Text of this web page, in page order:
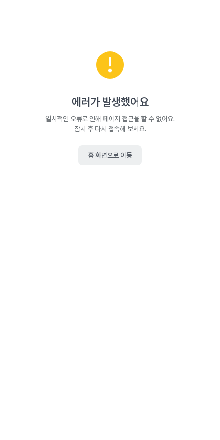
에러가 발생했어요
일시적인 오류로 인해 페이지 접근을 할 수 없어요.
잠시 후 다시 접속해 보세요.
홈 화면으로 이동